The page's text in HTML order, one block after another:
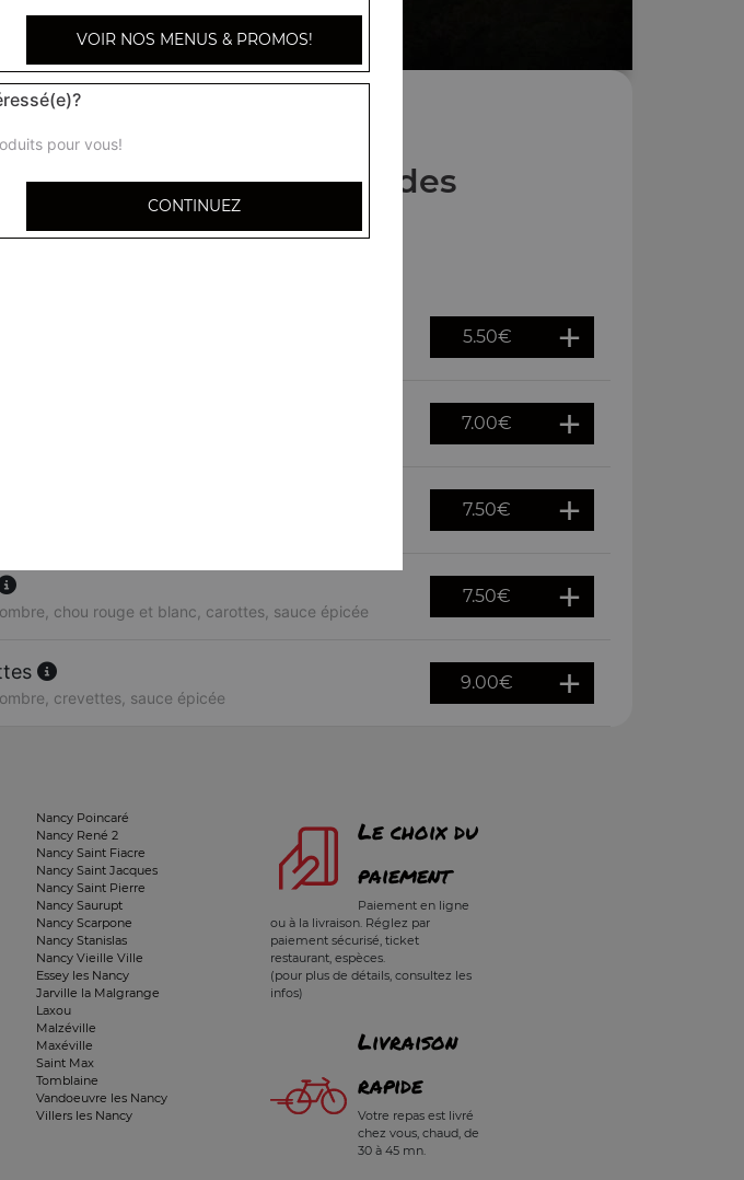
Nos Salades
5.50€
7.00€
7.50€
chou rouge et blanc, carottes, sauce épicée
7.50€
crevettes, sauce épicée
9.00€
Nancy Poincaré
Nancy René 2
Nancy Saint Fiacre
Nancy Saint Jacques
Nancy Saint Pierre
Nancy Saurupt
Nancy Scarpone
Nancy Stanislas
Nancy Vieille Ville
Essey les Nancy
Jarville la Malgrange
Laxou
Malzéville
Maxéville
Saint Max
Tomblaine
Vandoeuvre les Nancy
Villers les Nancy
Le choix du
paiement
Paiement en ligne
ou à la livraison. Réglez par
paiement sécurisé, ticket
restaurant, espèces.
(pour plus de détails, consultez les
infos)
Livraison
rapide
Votre repas est livré
chez vous, chaud, de
30 à 45 mn.
VOIR NOS MENUS & PROMOS!
pour vous!
CONTINUEZ